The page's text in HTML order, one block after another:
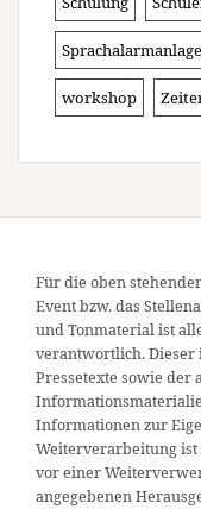
workshop
Für die oben
Event bzw. das
und Tonmaterial ist
verantwortlich. Dieser
Pressetexte sowie der
Informationen zur
Weiterverarbeitung ist
vor einer
angegebenen